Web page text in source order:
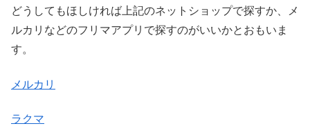
どうしてもほしければ上記のネットショップで探すか、メ
ルカリなどのフリマアプリで探すのがいいかとおもいま
す。
メルカリ
ラクマ